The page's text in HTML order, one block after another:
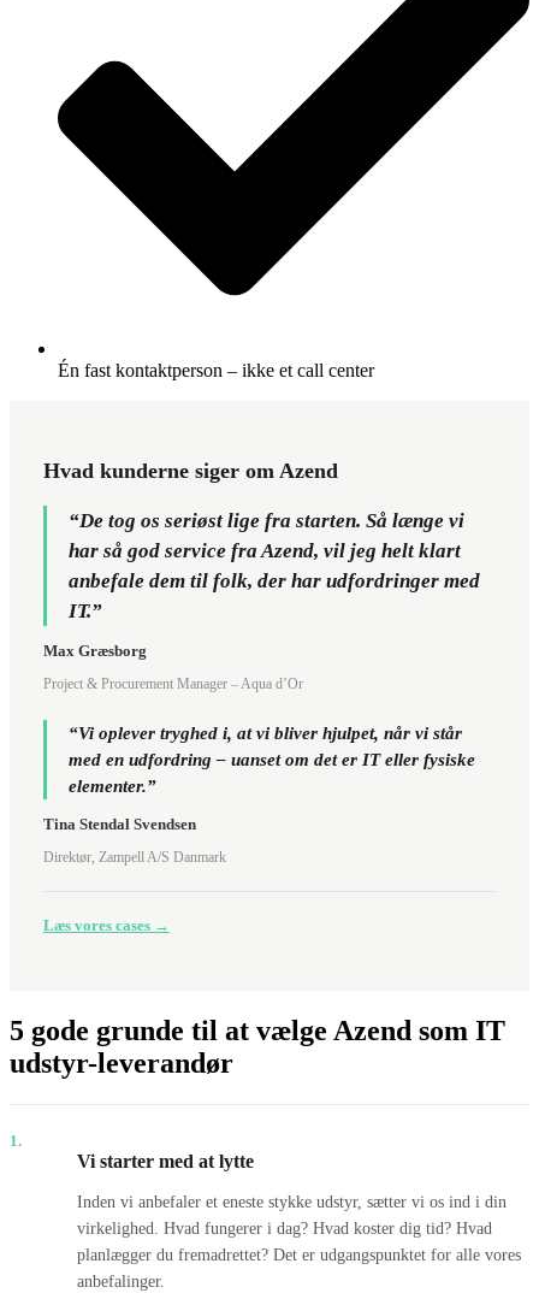
Én fast kontaktperson – ikke et call center
Hvad kunderne siger om Azend
“De tog os seriøst lige fra starten. Så længe vi
har så god service fra Azend, vil jeg helt klart
anbefale dem til folk, der har udfordringer med
IT.”
Max Græsborg
Project & Procurement Manager – Aqua d’Or
“Vi oplever tryghed i, at vi bliver hjulpet, når vi står
med en udfordring – uanset om det er IT eller fysiske
elementer.”
Tina Stendal Svendsen
Direktør, Zampell A/S Danmark
Læs vores cases →
5 gode grunde til at vælge Azend som IT
udstyr-leverandør
1.
Vi starter med at lytte
Inden vi anbefaler et eneste stykke udstyr, sætter vi os ind i din
virkelighed. Hvad fungerer i dag? Hvad koster dig tid? Hvad
planlægger du fremadrettet? Det er udgangspunktet for alle vores
anbefalinger.